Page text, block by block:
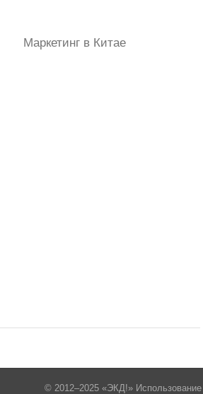
Маркетинг в Китае
© 2012–2025 «ЭКД!»